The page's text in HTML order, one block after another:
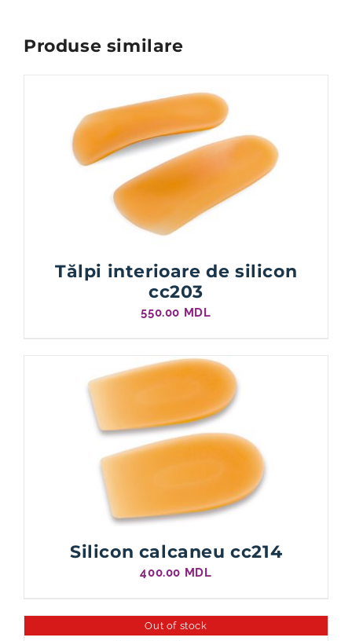
Produse similare
Tălpi interioare de silicon
cc203
550.00 MDL
Silicon calcaneu cc214
400.00 MDL
Out of stock